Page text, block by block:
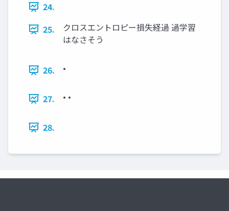
24.
25.
クロスエントロピー損失経過 過学習
はなさそう
26. •
27. • •
28.